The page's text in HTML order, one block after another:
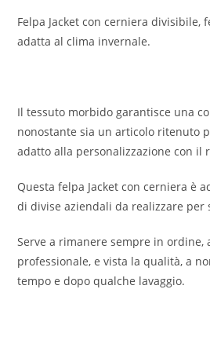
Felpa Jacket con cerniera divisibile,
adatta al clima invernale.
Il tessuto morbido garantisce una
nonostante sia un articolo ritenuto
adatto alla personalizzazione con il
Questa felpa Jacket con cerniera è
di divise aziendali da realizzare
Serve a rimanere sempre in ordine,
professionale, e vista la qualità, a
tempo e dopo qualche lavaggio.